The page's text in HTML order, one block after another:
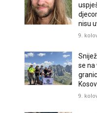
nisu
9.
se na
9.